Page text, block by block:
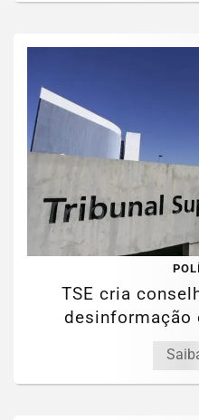
TSE cria
desinformação